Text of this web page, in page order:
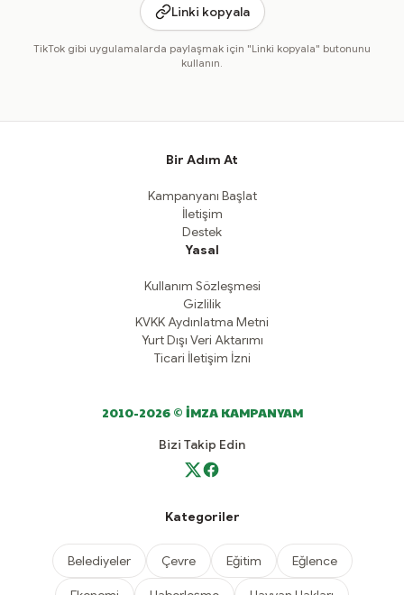
Linki kopyala
TikTok gibi uygulamalarda paylaşmak için "Linki kopyala" butonunu
kullanın.
Bir Adım At
Kampanyanı Başlat
İletişim
Destek
Yasal
Kullanım Sözleşmesi
Gizlilik
KVKK Aydınlatma Metni
Yurt Dışı Veri Aktarımı
Ticari İletişim İzni
2010-2026 © İMZA KAMPANYAM
Bizi Takip Edin
Kategoriler
Belediyeler Çevre Eğitim Eğlence